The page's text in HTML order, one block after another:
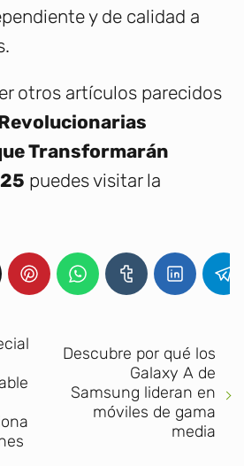
y de calidad a
otros artículos parecidos
Transformarán
puedes visitar la
Descubre por qué los
Galaxy A de
Samsung lideran en
móviles de gama
media